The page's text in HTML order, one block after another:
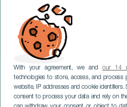
With your agreement, we andour 14
technologies to store, access, and process
website, IP addresses and cookie
consent to process your data and rely on